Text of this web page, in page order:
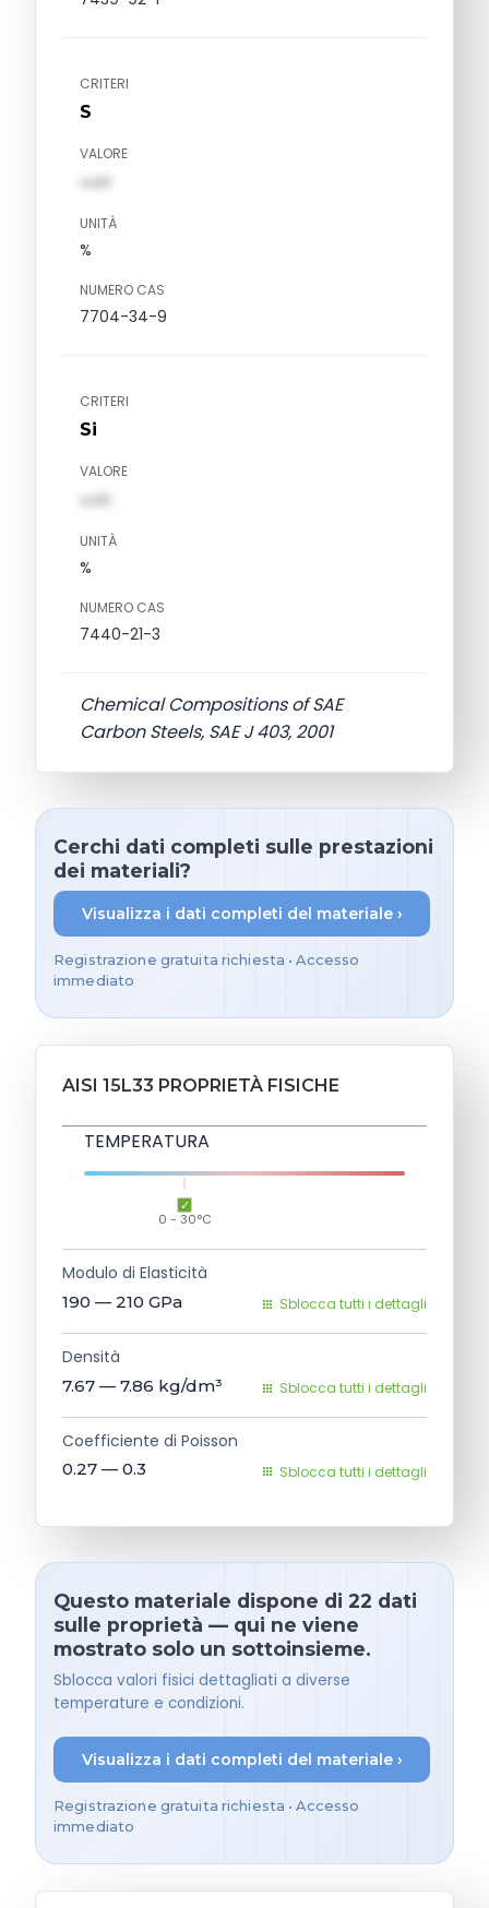
CRITERI
S
VALORE
val1
UNITÀ
%
NUMERO CAS
7704-34-9
CRITERI
Si
VALORE
val1
UNITÀ
%
NUMERO CAS
7440-21-3
Chemical Compositions of SAE
Carbon Steels, SAE J 403, 2001
Cerchi dati completi sulle prestazioni
dei materiali?
Visualizza i dati completi del materiale ›
Registrazione gratuita richiesta • Accesso
immediato
AISI 15L33 PROPRIETÀ FISICHE
TEMPERATURA
0 - 30°C
Modulo di Elasticità
190 — 210 GPa Sblocca tutti i dettagli
Densità
7.67 — 7.86 kg/dm³ Sblocca tutti i dettagli
Coefficiente di Poisson
0.27 — 0.3 Sblocca tutti i dettagli
Questo materiale dispone di 22 dati
sulle proprietà — qui ne viene
mostrato solo un sottoinsieme.
Sblocca valori fisici dettagliati a diverse
temperature e condizioni.
Visualizza i dati completi del materiale ›
Registrazione gratuita richiesta • Accesso
immediato